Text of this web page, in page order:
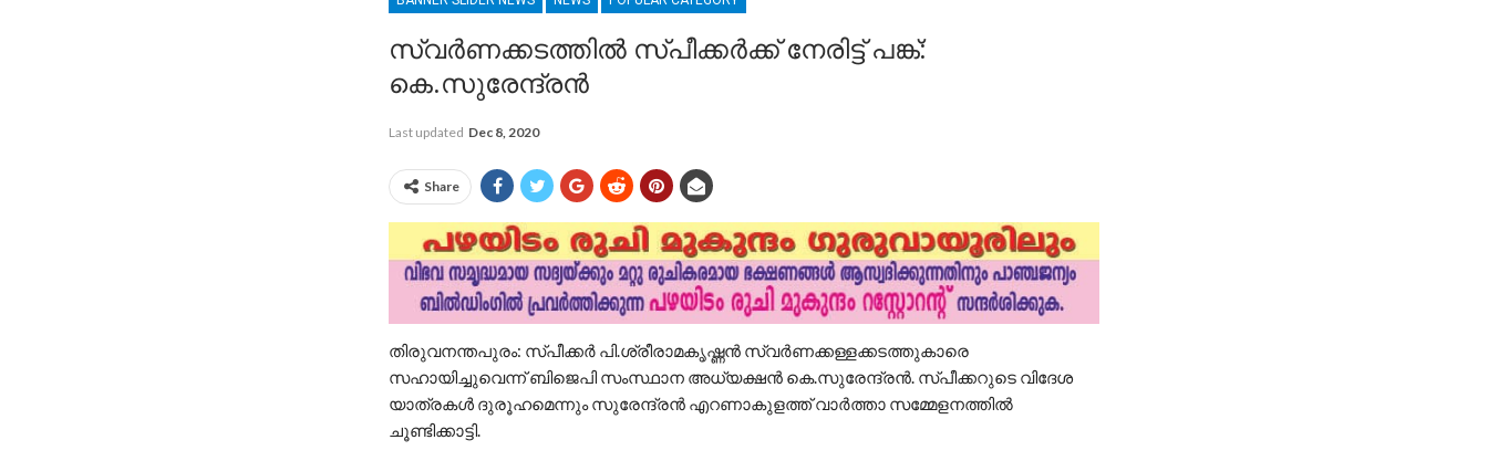
സ്വർണക്കടത്തിൽ സ്പീക്കർക്ക് നേരിട്ട് പങ്ക്:
കെ.സുരേന്ദ്രന്‍
Last updated Dec 8, 2020
Share
തിരുവനന്തപുരം: സ്പീക്കര്‍ പി.ശ്രീരാമകൃഷ്ണന്‍ സ്വര്‍ണക്കള്ളക്കടത്തുകാരെ
സഹായിച്ചുവെന്ന് ബിജെപി സംസ്ഥാന അധ്യക്ഷന്‍ കെ.സുരേന്ദ്രന്‍. സ്പീക്കറുടെ വിദേശ
യാത്രകള്‍ ദുരൂഹമെന്നും സുരേന്ദ്രന്‍ എറണാകുളത്ത് വാര്‍ത്താ സമ്മേളനത്തില്‍
ചൂണ്ടിക്കാട്ടി.